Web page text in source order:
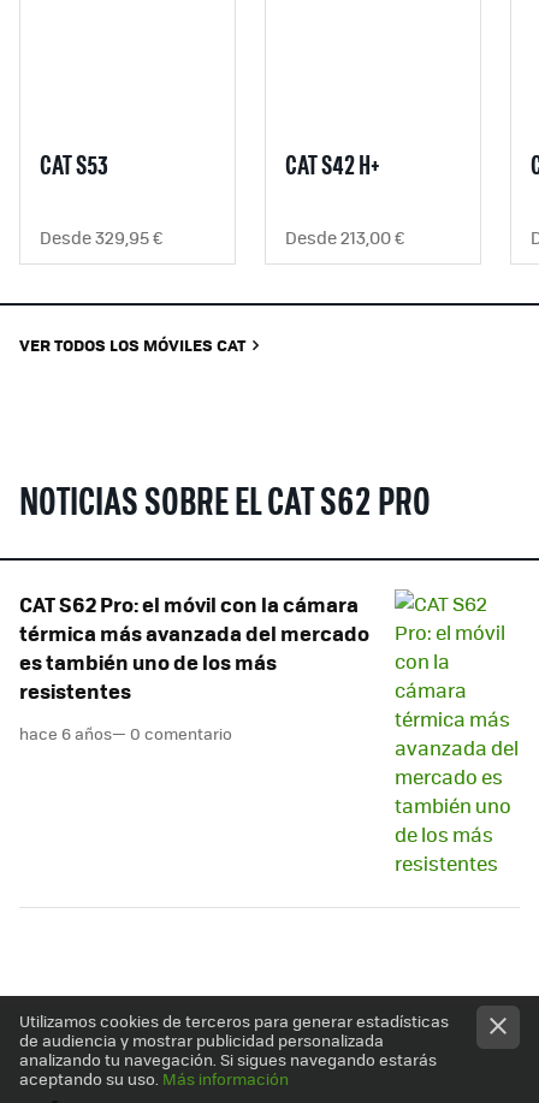
CAT S53
Desde 329,95 €
CAT S42 H+
Desde 213,00 €
VER TODOS LOS MÓVILES CAT
NOTICIAS SOBRE EL CAT S62 PRO
CAT S62 Pro: el móvil con la cámara
térmica más avanzada del mercado
es también uno de los más
resistentes
hace 6 años— 0 comentario
Utilizamos cookies de terceros para generar estadísticas
de audiencia y mostrar publicidad personalizada
analizando tu navegación. Si sigues navegando estarás
aceptando su uso. Más información